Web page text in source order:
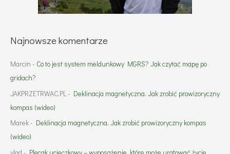
Najnowsze komentarze
Marcin - Co to jest system meldunkowy MGRS? Jak czytać mapę po
gridach?
JAKPRZETRWAC.PL - Deklinacja magnetyczna. Jak zrobić prowizoryczny
kompas (wideo)
Marek - Deklinacja magnetyczna. Jak zrobić prowizoryczny kompas
(wideo)